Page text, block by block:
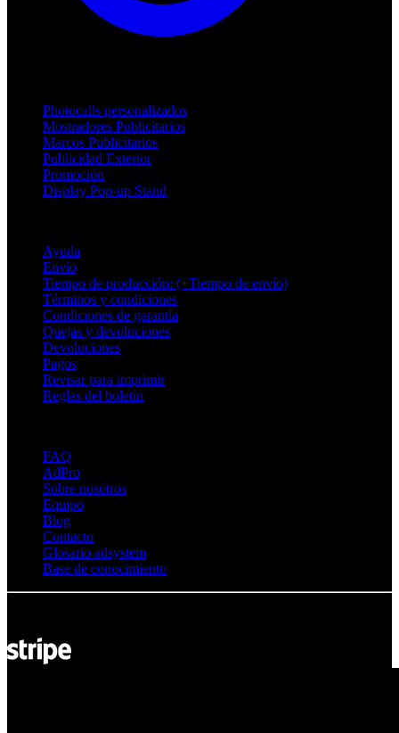
Photocalls personalizados
Mostradores Publicitarios
Marcos Publicitarios
Publicidad Exterior
Promoción
Display Pop-up Stand
Ayuda
Envío
Tiempo de producción: (+Tiempo de envío)
Términos y condiciones
Condiciones de garantía
Quejas y devoluciones
Devoluciones
Pagos
Revisar para imprimir
Reglas del boletín
FAQ
AdPro
Sobre nosotros
Equipo
Blog
Contacto
Glosario adsystem
Base de conocimiento